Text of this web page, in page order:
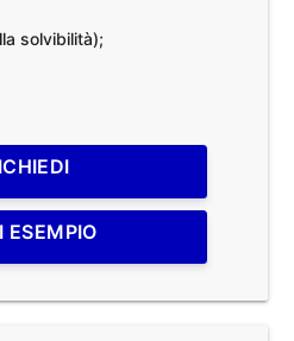
solvibilità);
ESEMPIO